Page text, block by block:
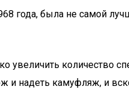
была не самой
количество
надеть камуфляж, и